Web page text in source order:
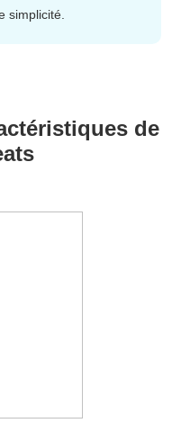
simplicité.
de